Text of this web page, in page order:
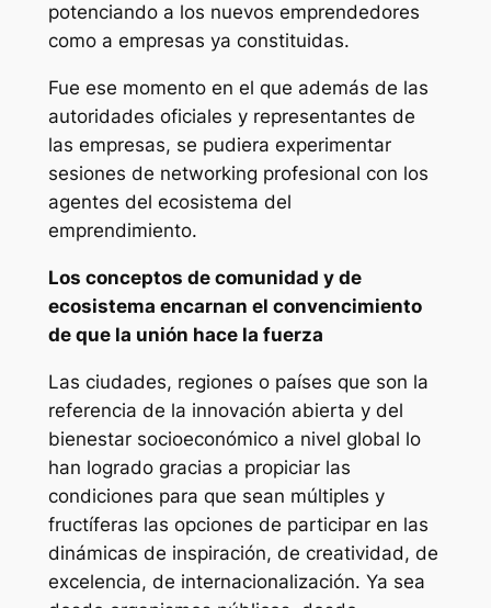
potenciando a los nuevos emprendedores
como a empresas ya constituidas.
Fue ese momento en el que además de las
autoridades oficiales y representantes de
las empresas, se pudiera experimentar
sesiones de networking profesional con los
agentes del ecosistema del
emprendimiento.
Los conceptos de comunidad y de
ecosistema encarnan el convencimiento
de que la unión hace la fuerza
Las ciudades, regiones o países que son la
referencia de la innovación abierta y del
bienestar socioeconómico a nivel global lo
han logrado gracias a propiciar las
condiciones para que sean múltiples y
fructíferas las opciones de participar en las
dinámicas de inspiración, de creatividad, de
excelencia, de internacionalización. Ya sea